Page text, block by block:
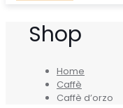
Shop
Home
Caffè
Caffè d’orzo